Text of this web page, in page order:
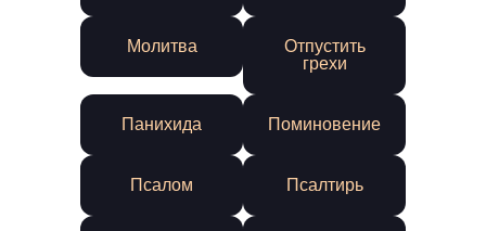
Молитва
Отпустить
грехи
Панихида Поминовение
Псалом Псалтирь